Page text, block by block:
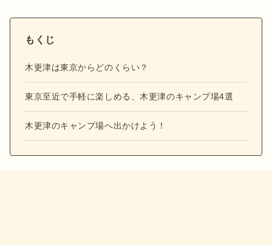
もくじ
木更津は東京からどのくらい？
東京至近で手軽に楽しめる、木更津のキャンプ場4選
木更津のキャンプ場へ出かけよう！